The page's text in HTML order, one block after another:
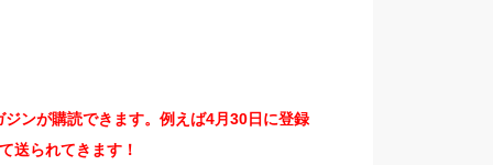
ンが購読できます。例えば4月30日に登録
送られてきます！